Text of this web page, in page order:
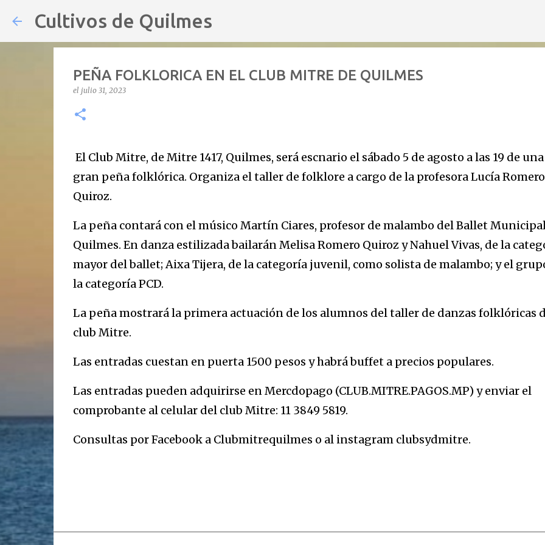
Cultivos de Quilmes
PEÑA FOLKLORICA EN EL CLUB MITRE DE QUILMES
el julio 31, 2023
El Club Mitre, de Mitre 1417, Quilmes, será escnario el sábado 5 de agosto a las 19 de una
gran peña folklórica. Organiza el taller de folklore a cargo de la profesora Lucía Romero
Quiroz.
La peña contará con el músico Martín Ciares, profesor de malambo del Ballet
Quilmes. En danza estilizada bailarán Melisa Romero Quiroz y Nahuel Vivas, de la
mayor del ballet; Aixa Tijera, de la categoría juvenil, como solista de malambo; y el
la categoría PCD.
La peña mostrará la primera actuación de los alumnos del taller de danzas folklóricas
club Mitre.
Las entradas cuestan en puerta 1500 pesos y habrá buffet a precios populares.
Las entradas pueden adquirirse en Mercdopago (CLUB.MITRE.PAGOS.MP) y enviar el
comprobante al celular del club Mitre: 11 3849 5819.
Consultas por Facebook a Clubmitrequilmes o al instagram clubsydmitre.